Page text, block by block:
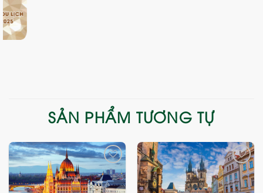
SẢN PHẨM TƯƠNG TỰ
Add
to
wishlist
Add
to
wishlist